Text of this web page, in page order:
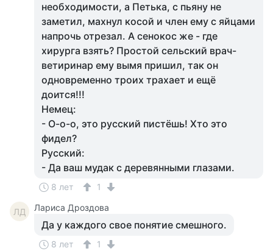
необходимости, а Петька, с пьяну не
заметил, махнул косой и член ему с яйцами
напрочь отрезал. А сенокос же - где
хирурга взять? Простой сельский врач-
ветиринар ему вымя пришил, так он
одновременно троих трахает и ещё
доится!!!
Немец:
- О-о-о, это русский пистёшь! Хто это
фидел?
Русский:
- Да ваш мудак с деревянными глазами.
8 лет 1
ЛД Лариса Дроздова
Да у каждого свое понятие смешного.
8 лет
1